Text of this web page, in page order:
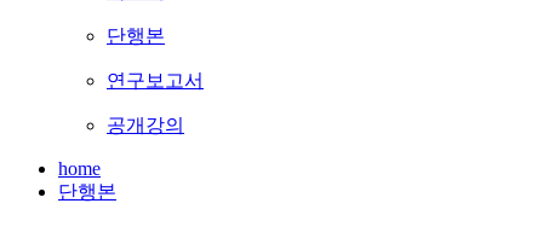
단행본
연구보고서
공개강의
home
단행본